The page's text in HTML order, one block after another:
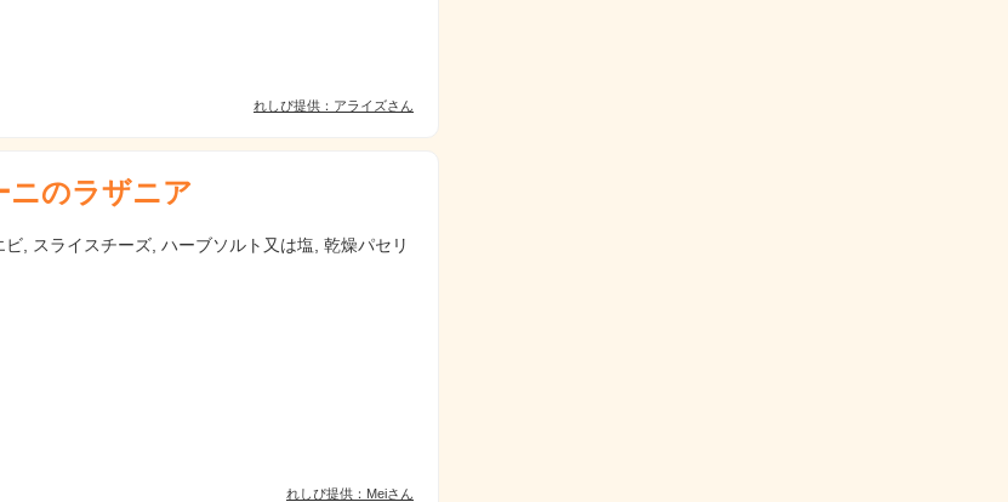
れしぴ提供：アライズさん
ニのラザニア
ビ, スライスチーズ, ハーブソルト又は塩, 乾燥パセリ
れしぴ提供：Meiさん